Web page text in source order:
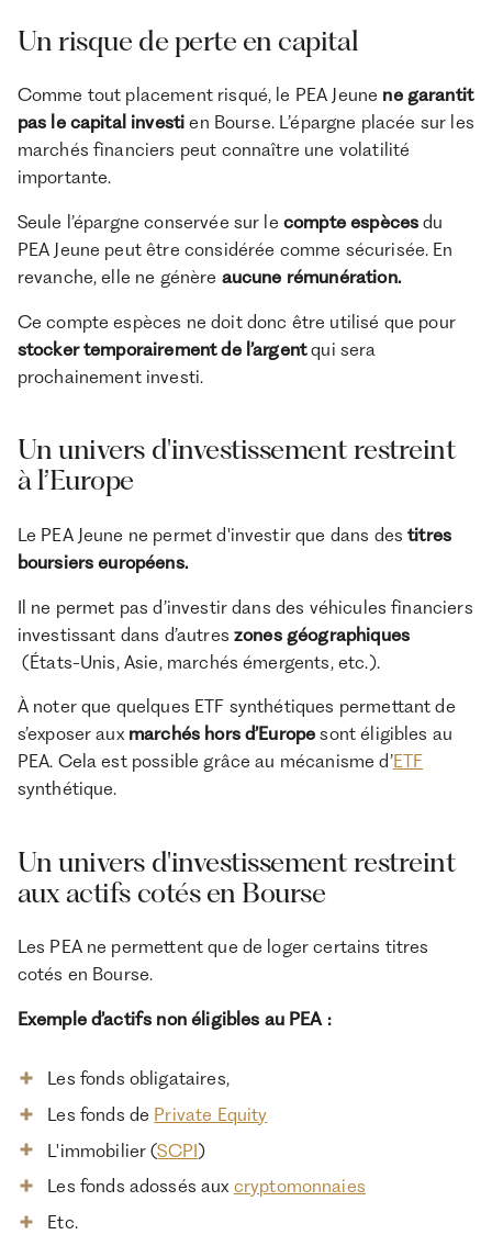
Un risque de perte en capital
Comme tout placement risqué, le PEA Jeune ne garantit
pas le capital investi en Bourse. L’épargne placée sur les
marchés financiers peut connaître une volatilité
importante.
Seule l’épargne conservée sur le compte espèces du
PEA Jeune peut être considérée comme sécurisée. En
revanche, elle ne génère aucune rémunération.
Ce compte espèces ne doit donc être utilisé que pour
stocker temporairement de l’argentqui sera
prochainement investi.
Un univers d'investissement restreint
à l’Europe
Le PEA Jeune ne permet d'investir que dans destitres
boursiers européens.
Il ne permet pas d’investir dans des véhicules financiers
investissant dans d’autres zones géographiques
(États-Unis, Asie, marchés émergents, etc.).
À noter que quelques ETF synthétiques permettant de
s’exposer aux marchés hors d’Europe sont éligibles au
PEA. Cela est possible grâce au mécanisme d’ETF
synthétique.
Un univers d'investissement restreint
aux actifs cotés en Bourse
Les PEA ne permettent que de loger certains titres
cotés en Bourse.
Exemple d’actifs non éligibles au PEA :
Les fonds obligataires,
Les fonds de Private Equity
L'immobilier (SCPI)
Les fonds adossés aux cryptomonnaies
Etc.